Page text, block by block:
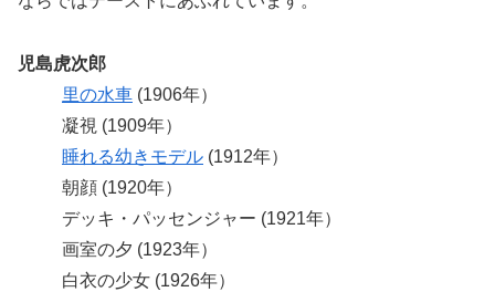
児島虎次郎
里の水車 (1906年）
凝視 (1909年）
睡れる幼きモデル (1912年）
朝顔 (1920年）
デッキ・パッセンジャー (1921年）
画室の夕 (1923年）
白衣の少女 (1926年）